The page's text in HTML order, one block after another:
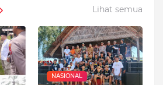
Lihat semua
NASIONAL